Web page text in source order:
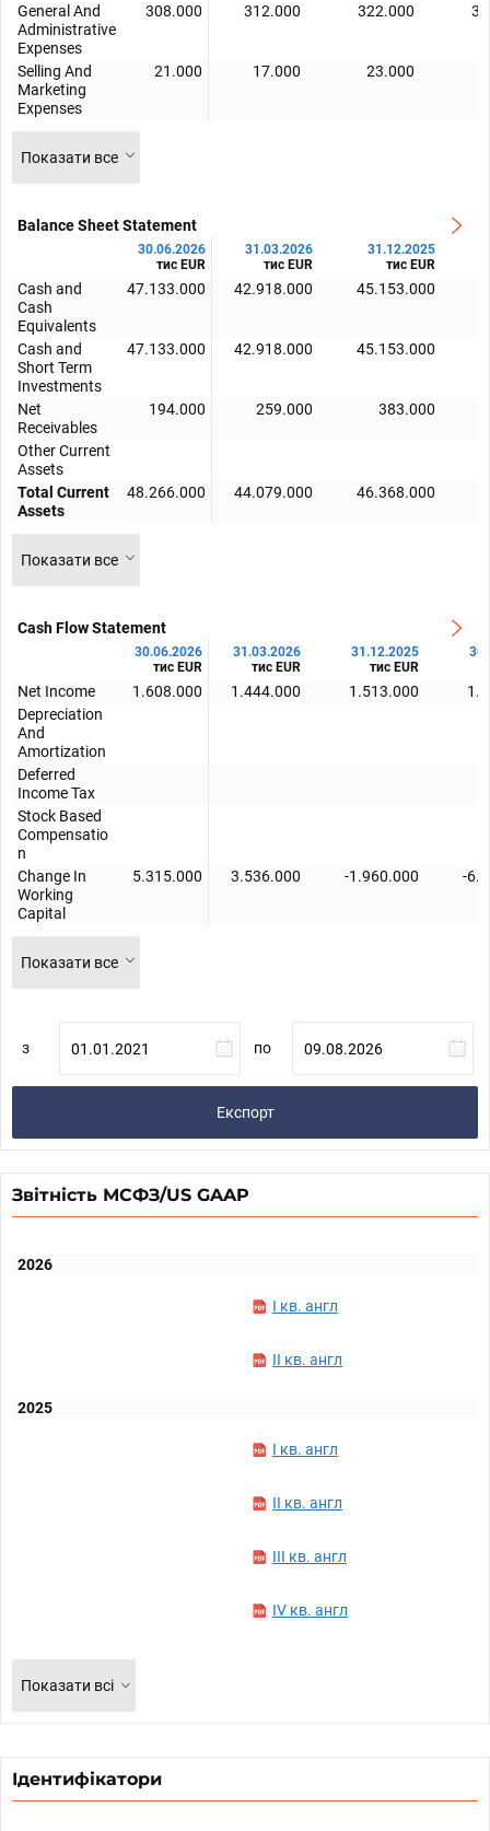
General And
Administrative
Expenses
308.000 312.000 322.000
Selling And
Marketing
Expenses
21.000 17.000 23.000
Показати все
Balance Sheet Statement
30.06.2026
тис EUR
31.03.2026
тис EUR
31.12.2025
тис EUR
Cash and
Cash
Equivalents
47.133.000 42.918.000 45.153.000
Cash and
Short Term
Investments
47.133.000 42.918.000 45.153.000
Net
Receivables
194.000 259.000 383.000
Other Current
Assets
Total Current
Assets
48.266.000 44.079.000 46.368.000
Показати все
Cash Flow Statement
30.06.2026
тис EUR
31.03.2026
тис EUR
31.12.2025
тис EUR
Net Income 1.608.000 1.444.000 1.513.000
Depreciation
And
Amortization
Deferred
Income Tax
Stock Based
Compensatio
n
Change In
Working
Capital
5.315.000 3.536.000 -1.960.000 -
Показати все
з по
Експорт
Звітність МСФЗ/US GAAP
2026
I кв. англ
II кв. англ
2025
I кв. англ
II кв. англ
III кв. англ
IV кв. англ
Показати всі
Ідентифікатори